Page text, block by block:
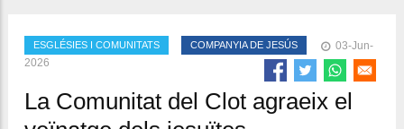
ESGLÉSIES I COMUNITATS COMPANYIA DE JESÚS
03-Jun-
2026
La Comunitat del Clot agraeix el